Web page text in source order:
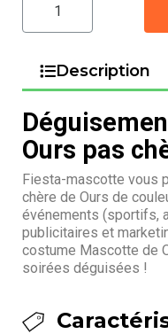
Description
Ours pas
Fiesta-mascotte vous
chère de Ours de
événements (sportifs,
publicitaires et
costume Mascotte de
soirées déguisées !